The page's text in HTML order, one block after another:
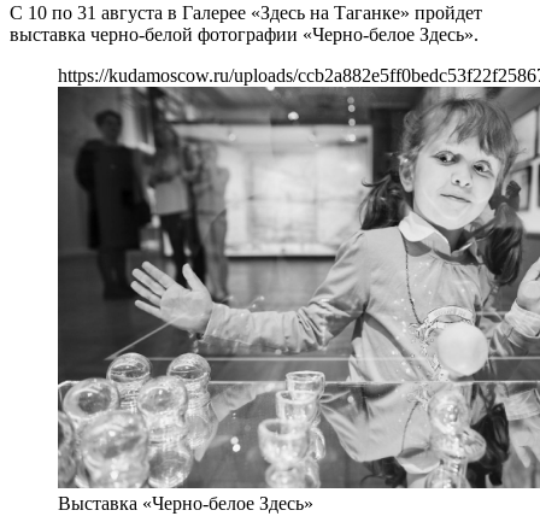
С 10 по 31 августа в Галерее «Здесь на Таганке» пройдет
выставка черно-белой фотографии «Черно-белое Здесь».
https://kudamoscow.ru/uploads/
Выставка «Черно-белое Здесь»